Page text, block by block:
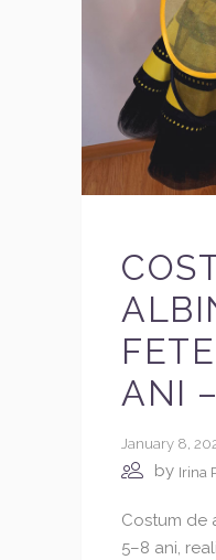
ANI
January 8,
by Irina
Costum de
5–8 ani,